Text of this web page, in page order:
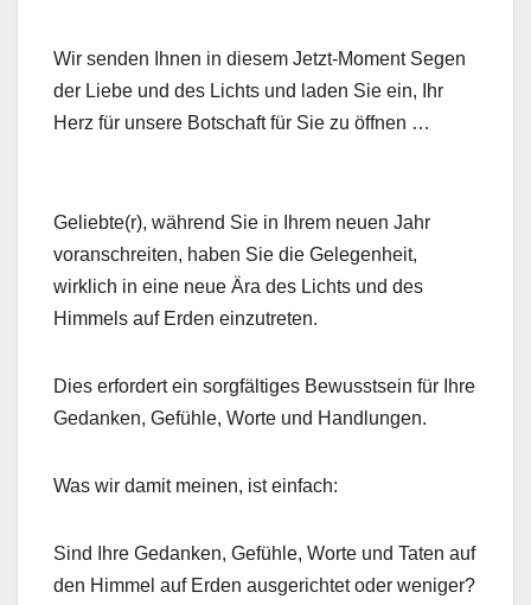
Wir senden Ihnen in diesem Jetzt-Moment Segen
der Liebe und des Lichts und laden Sie ein, Ihr
Herz für unsere Botschaft für Sie zu öffnen …
Geliebte(r), während Sie in Ihrem neuen Jahr
voranschreiten, haben Sie die Gelegenheit,
wirklich in eine neue Ära des Lichts und des
Himmels auf Erden einzutreten.
Dies erfordert ein sorgfältiges Bewusstsein für Ihre
Gedanken, Gefühle, Worte und Handlungen.
Was wir damit meinen, ist einfach:
Sind Ihre Gedanken, Gefühle, Worte und Taten auf
den Himmel auf Erden ausgerichtet oder weniger?